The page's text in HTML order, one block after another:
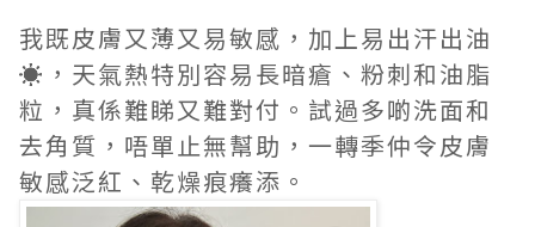
我既皮膚又薄又易敏感，加上易出汗出油
☀️，天氣熱特別容易長暗瘡、粉刺和油脂
粒，真係難睇又難對付。試過多啲洗面和
去角質，唔單止無幫助，一轉季仲令皮膚
敏感泛紅、乾燥痕癢添。